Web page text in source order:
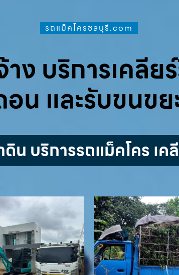
รถแม็คโครชลบุรี.com
ง บริการเคลี
น และรับขนขย
บริการรถแม็คโคร เค